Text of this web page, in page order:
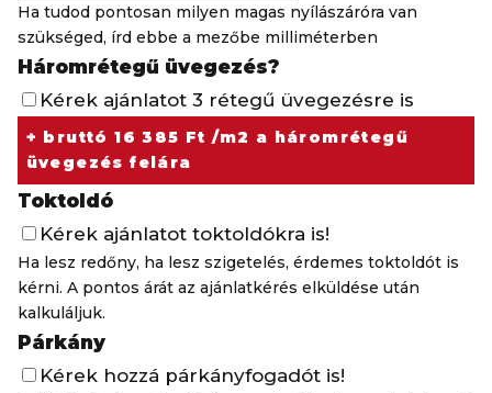
Ha tudod pontosan milyen magas nyílászáróra van
szükséged, írd ebbe a mezőbe milliméterben
Háromrétegű üvegezés?
Kérek ajánlatot 3 rétegű üvegezésre is
+ bruttó 16 385 Ft /m2 a háromrétegű
üvegezés felára
Toktoldó
Kérek ajánlatot toktoldókra is!
Ha lesz redőny, ha lesz szigetelés, érdemes toktoldót is
kérni. A pontos árát az ajánlatkérés elküldése után
kalkuláljuk.
Párkány
Kérek hozzá párkányfogadót is!